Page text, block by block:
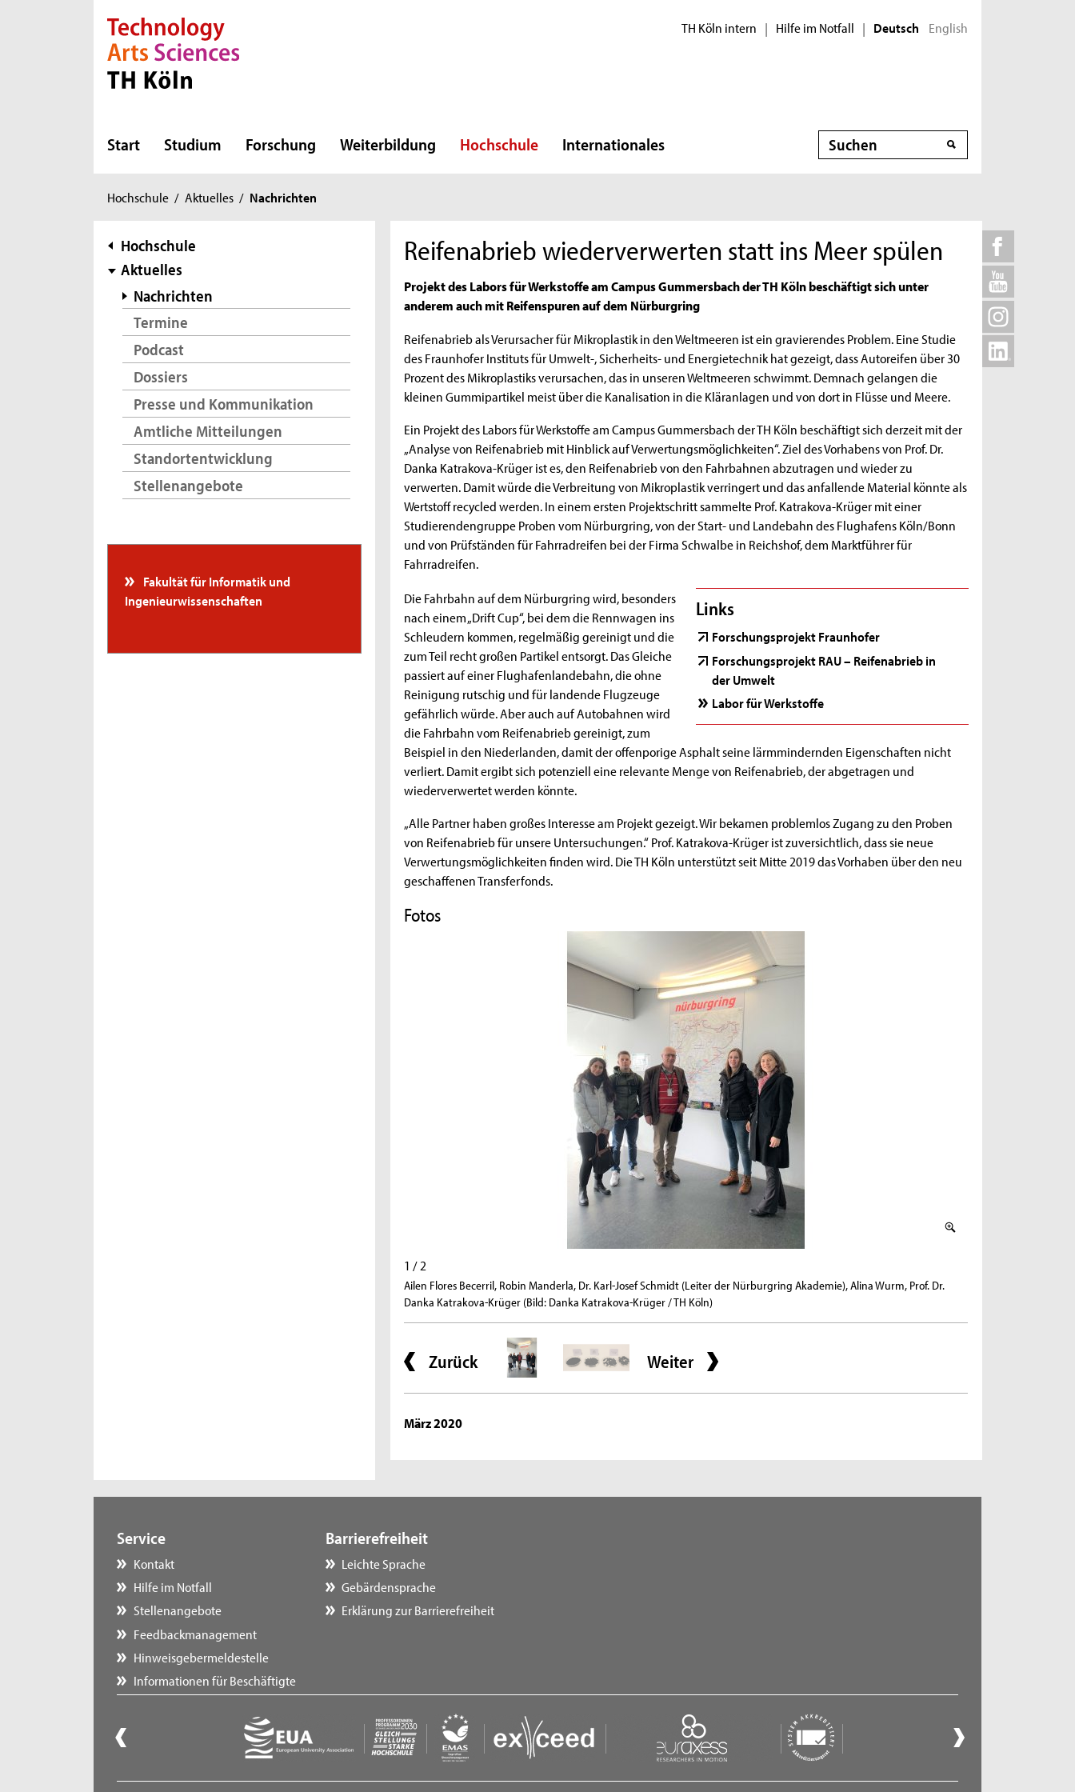
Direkt zur Hauptnavigation
Direkt zur Subnavigation
Direkt zum Inhalt
Direkt zum Fußbereich TH Köln intern | Hilfe im Notfall | Deutsch English
Start Studium Forschung Weiterbildung Hochschule Internationales Suche
Sie
hier:
Hochschule / Aktuelles / Nachrichten
Subnavigation
Hochschule
Aktuelles
Nachrichten
Termine
Podcast
Dossiers
Presse und Kommunikation
Amtliche Mitteilungen
Standortentwicklung
Stellenangebote
Fakultät für Informatik und
Ingenieurwissenschaften
Reifenabrieb wiederverwerten statt ins Meer spülen
Projekt des Labors für Werkstoffe am Campus Gummersbach der TH Köln beschäftigt sich unter
anderem auch mit Reifenspuren auf dem Nürburgring
Reifenabrieb als Verursacher für Mikroplastik in den Weltmeeren ist ein gravierendes Problem. Eine Studie
des Fraunhofer Instituts für Umwelt-, Sicherheits- und Energietechnik hat gezeigt, dass Autoreifen über 30
Prozent des Mikroplastiks verursachen, das in unseren Weltmeeren schwimmt. Demnach gelangen die
kleinen Gummipartikel meist über die Kanalisation in die Kläranlagen und von dort in Flüsse und Meere.
Ein Projekt des Labors für Werkstoffe am Campus Gummersbach der TH Köln beschäftigt sich derzeit mit der
„Analyse von Reifenabrieb mit Hinblick auf Verwertungsmöglichkeiten“. Ziel des Vorhabens von Prof. Dr.
Danka Katrakova-Krüger ist es, den Reifenabrieb von den Fahrbahnen abzutragen und wieder zu
verwerten. Damit würde die Verbreitung von Mikroplastik verringert und das anfallende Material könnte als
Wertstoff recycled werden. In einem ersten Projektschritt sammelte Prof. Katrakova-Krüger mit einer
Studierendengruppe Proben vom Nürburgring, von der Start- und Landebahn des Flughafens Köln/Bonn
und von Prüfständen für Fahrradreifen bei der Firma Schwalbe in Reichshof, dem Marktführer für
Fahrradreifen.
Links
Forschungsprojekt Fraunhofer
Forschungsprojekt RAU – Reifenabrieb in
der Umwelt
Labor für Werkstoffe
Die Fahrbahn auf dem Nürburgring wird, besonders
nach einem „Drift Cup“, bei dem die Rennwagen ins
Schleudern kommen, regelmäßig gereinigt und die
zum Teil recht großen Partikel entsorgt. Das Gleiche
passiert auf einer Flughafenlandebahn, die ohne
Reinigung rutschig und für landende Flugzeuge
gefährlich würde. Aber auch auf Autobahnen wird
die Fahrbahn vom Reifenabrieb gereinigt, zum
Beispiel in den Niederlanden, damit der offenporige Asphalt seine lärmmindernden Eigenschaften nicht
verliert. Damit ergibt sich potenziell eine relevante Menge von Reifenabrieb, der abgetragen und
wiederverwertet werden könnte.
„Alle Partner haben großes Interesse am Projekt gezeigt. Wir bekamen problemlos Zugang zu den Proben
von Reifenabrieb für unsere Untersuchungen.“ Prof. Katrakova-Krüger ist zuversichtlich, dass sie neue
Verwertungsmöglichkeiten finden wird. Die TH Köln unterstützt seit Mitte 2019 das Vorhaben über den neu
geschaffenen Transferfonds.
Fotos
1 / 2
Ailen Flores Becerril, Robin Manderla, Dr. Karl-Josef Schmidt (Leiter der Nürburgring Akademie), Alina Wurm, Prof. Dr.
Danka Katrakova-Krüger (Bild: Danka Katrakova-Krüger / TH Köln)
Zurück Weiter
März 2020
Service
Kontakt
Hilfe im Notfall
Stellenangebote
Feedbackmanagement
Hinweisgebermeldestelle
Informationen für Beschäftigte
Barrierefreiheit
Leichte Sprache
Gebärdensprache
Erklärung zur Barrierefreiheit